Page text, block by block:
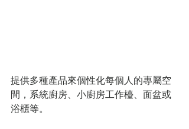
提供多種產品來個性化每個人的專屬空
間，系統廚房、小廚房工作檯、面盆或
浴櫃等。